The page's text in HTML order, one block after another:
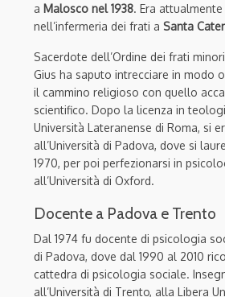
a Malosco nel 1938. Era
nell’infermeria dei frati a Santa
Sacerdote dell’Ordine dei frati
Gius ha saputo intrecciare in modo
il cammino religioso con quello
scientifico. Dopo la licenza in
Università Lateranense di Roma, si
all’Università di Padova, dove si
1970, per poi perfezionarsi in
all’Università di Oxford.
Docente a Padova e Trento
Dal 1974 fu docente di psicologia
di Padova, dove dal 1990 al 2010
cattedra di psicologia sociale.
all’Università di Trento, alla Libera